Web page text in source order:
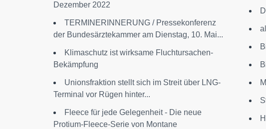
Dezember 2022
TERMINERINNERUNG / Pressekonferenz
der Bundesärztekammer am Dienstag, 10. Mai...
Klimaschutz ist wirksame Fluchtursachen-
Bekämpfung
Unionsfraktion stellt sich im Streit über LNG-
Terminal vor Rügen hinter...
Fleece für jede Gelegenheit - Die neue
Protium-Fleece-Serie von Montane